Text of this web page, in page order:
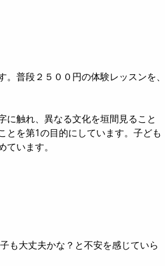
普段２５００円の体験レッスンを、
に触れ、異なる文化を垣間見ること
とを第1の目的にしています。子ども
います。
も大丈夫かな？と不安を感じていら